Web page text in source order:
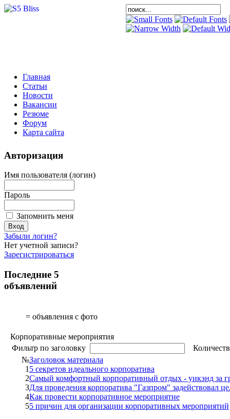
Главная
Статьи
Новости
Вакансии
Резюме
Форум
Карта сайта
Авторизация
Имя пользователя (логин)
Пароль
Запомнить меня
Забыли логин?
Нет учетной записи?
Зарегистрироваться
Последние 5
объявлений
= объявления с фото
Корпоративные мероприятия
Фильтр по заголовку
№Заголовок материала
1 5 секретов идеального корпоратива
2Самый комфортный корпоративный отдых - уикэнд за
3Для проведения корпоратива "Газпром" задействовал
4Как провести корпоративное мероприятие
55 причин для организации корпоративных мероприятий